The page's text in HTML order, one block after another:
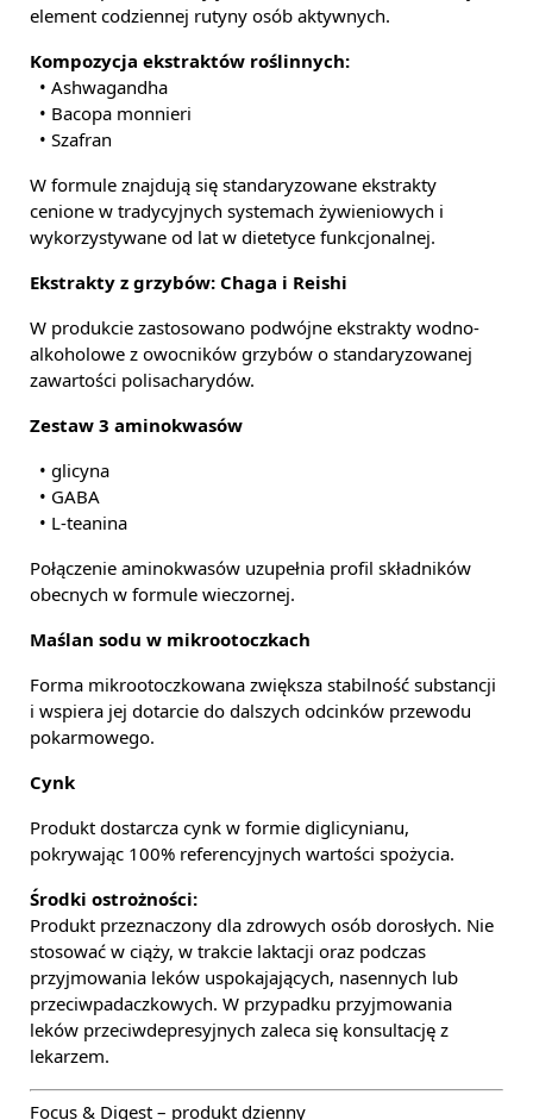
element codziennej rutyny osób aktywnych.
Kompozycja ekstraktów roślinnych:
• Ashwagandha
• Bacopa monnieri
• Szafran
W formule znajdują się standaryzowane ekstrakty
cenione w tradycyjnych systemach żywieniowych i
wykorzystywane od lat w dietetyce funkcjonalnej.
Ekstrakty z grzybów: Chaga i Reishi
W produkcie zastosowano podwójne ekstrakty wodno-
alkoholowe z owocników grzybów o standaryzowanej
zawartości polisacharydów.
Zestaw 3 aminokwasów
• glicyna
• GABA
• L-teanina
Połączenie aminokwasów uzupełnia profil składników
obecnych w formule wieczornej.
Maślan sodu w mikrootoczkach
Forma mikrootoczkowana zwiększa stabilność substancji
i wspiera jej dotarcie do dalszych odcinków przewodu
pokarmowego.
Cynk
Produkt dostarcza cynk w formie diglicynianu,
pokrywając 100% referencyjnych wartości spożycia.
Środki ostrożności:
Produkt przeznaczony dla zdrowych osób dorosłych. Nie
stosować w ciąży, w trakcie laktacji oraz podczas
przyjmowania leków uspokajających, nasennych lub
przeciwpadaczkowych. W przypadku przyjmowania
leków przeciwdepresyjnych zaleca się konsultację z
lekarzem.
Focus & Digest – produkt dzienny